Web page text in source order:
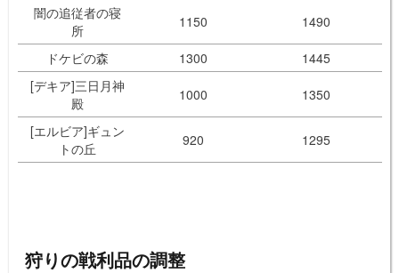
闇の追従者の寝
所
1150 1490
ドケビの森 1300
1445
[デキア]三日月神
殿
1000 1350
[エルビア]ギュン
トの丘
920 1295
狩りの戦利品の調整